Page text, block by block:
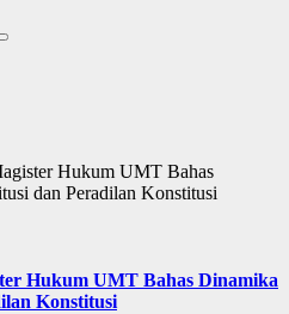
Hukum UMT Bahas
dan Peradilan Konstitusi
Hukum UMT Bahas Dinamika
Konstitusi